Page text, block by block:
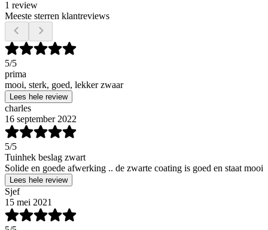
1 review
Meeste sterren klantreviews
5/5
prima
mooi, sterk, goed, lekker zwaar
Lees hele review
charles
16 september 2022
5/5
Tuinhek beslag zwart
Solide en goede afwerking .. de zwarte coating is goed en staat mooi
Lees hele review
Sjef
15 mei 2021